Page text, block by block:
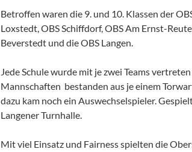
Betroffen waren die 9. und 10. Klassen der
Loxstedt, OBS Schiffdorf, OBS Am Ernst-
Beverstedt und die OBS Langen.
Jede Schule wurde mit je zwei Teams
Mannschaften bestanden aus je einem
dazu kam noch ein Auswechselspieler.
Langener Turnhalle.
Mit viel Einsatz und Fairness spielten die